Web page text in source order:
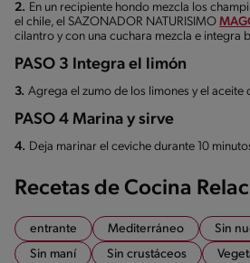
2. En un recipiente hondo mezcla los
el chile, el SAZONADOR NATURISIMO
cilantro y con una cuchara mezcla e integra
PASO 3 Integra el limón
3. Agrega el zumo de los limones y el aceite
PASO 4 Marina y sirve
4. Deja marinar el ceviche durante 10
Recetas de Cocina
entrante Mediterráneo
Sin
Sin maní
Sin crustáceos